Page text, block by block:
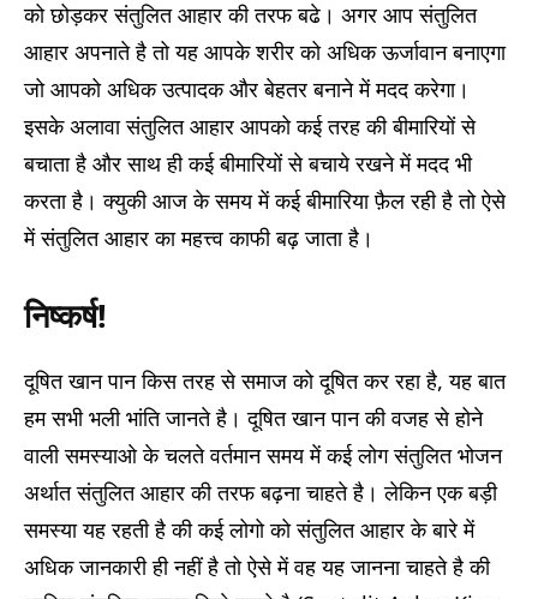
को छोड़कर संतुलित आहार की तरफ बढे। अगर आप संतुलित
आहार अपनाते है तो यह आपके शरीर को अधिक ऊर्जावान बनाएगा
जो आपको अधिक उत्पादक और बेहतर बनाने में मदद करेगा।
इसके अलावा संतुलित आहार आपको कई तरह की बीमारियों से
बचाता है और साथ ही कई बीमारियों से बचाये रखने में मदद भी
करता है। क्युकी आज के समय में कई बीमारिया फ़ैल रही है तो ऐसे
में संतुलित आहार का महत्त्व काफी बढ़ जाता है।
निष्कर्ष!
दूषित खान पान किस तरह से समाज को दूषित कर रहा है, यह बात
हम सभी भली भांति जानते है। दूषित खान पान की वजह से होने
वाली समस्याओ के चलते वर्तमान समय में कई लोग संतुलित भोजन
अर्थात संतुलित आहार की तरफ बढ़ना चाहते है। लेकिन एक बड़ी
समस्या यह रहती है की कई लोगो को संतुलित आहार के बारे में
अधिक जानकारी ही नहीं है तो ऐसे में वह यह जानना चाहते है की